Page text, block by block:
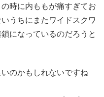
時に内ももが痛すぎてお
うちにまたワイドスクワ
になっているのだろうと
のかもしれないですね